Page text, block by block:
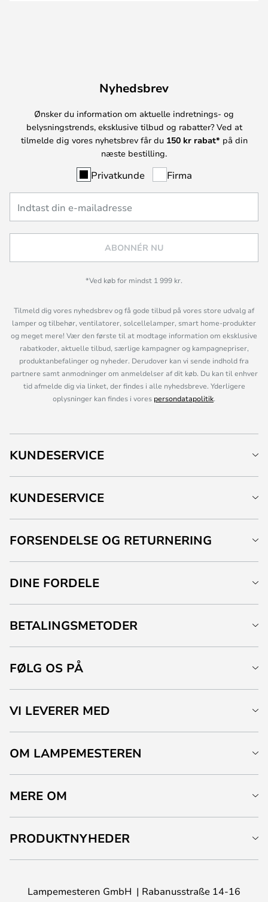
Nyhedsbrev
Ønsker du information om aktuelle indretnings- og
belysningstrends, eksklusive tilbud og rabatter? Ved at
tilmelde dig vores nyhetsbrev får du 150 kr rabat* på din
næste bestilling.
Privatkunde Firma
ABONNÉR NU
*Ved køb for mindst 1 999 kr.
Tilmeld dig vores nyhedsbrev og få gode tilbud på vores store udvalg af
lamper og tilbehør, ventilatorer, solcellelamper, smart home-produkter
og meget mere! Vær den første til at modtage information om eksklusive
rabatkoder, aktuelle tilbud, særlige kampagner og kampagnepriser,
produktanbefalinger og nyheder. Derudover kan vi sende indhold fra
partnere samt anmodninger om anmeldelser af dit køb. Du kan til enhver
tid afmelde dig via linket, der findes i alle nyhedsbreve. Yderligere
oplysninger kan findes i vores persondatapolitik.
KUNDESERVICE
KUNDESERVICE
FORSENDELSE OG RETURNERING
DINE FORDELE
BETALINGSMETODER
FØLG OS PÅ
VI LEVERER MED
OM LAMPEMESTEREN
MERE OM
PRODUKTNYHEDER
Lampemesteren GmbH Rabanusstraße 14-16